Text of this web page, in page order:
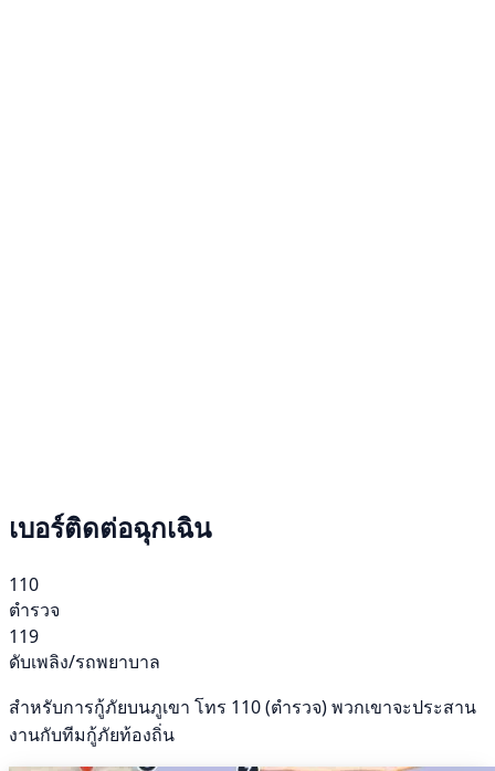
เบอร์ติดต่อฉุกเฉิน
110
ตำรวจ
119
ดับเพลิง/รถพยาบาล
สำหรับการกู้ภัยบนภูเขา โทร 110 (ตำรวจ) พวกเขาจะประสาน
งานกับทีมกู้ภัยท้องถิ่น